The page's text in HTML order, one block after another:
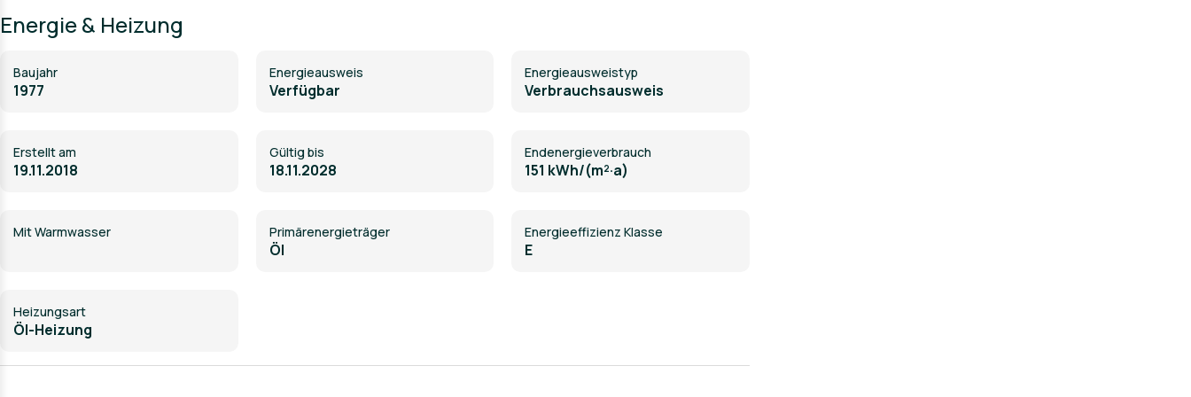
Energie & Heizung
Baujahr
1977
Energieausweis
Verfügbar
Energie­ausweistyp
Verbrauchsausweis
Erstellt am
19.11.2018
Gültig bis
18.11.2028
Endenergieverbrauch
151 kWh/(m²·a)
Mit Warmwasser Primärenergieträger
Öl
Energieeffizienz Klasse
E
Heizungsart
Öl-Heizung